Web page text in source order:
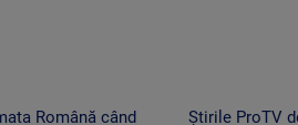
Română când
Știrile ProTV